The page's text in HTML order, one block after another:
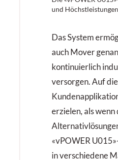
und
Das System
auch Mover
kontinuierlich
versorgen. Auf
erzielen, als
«vPOWER
in verschiedene